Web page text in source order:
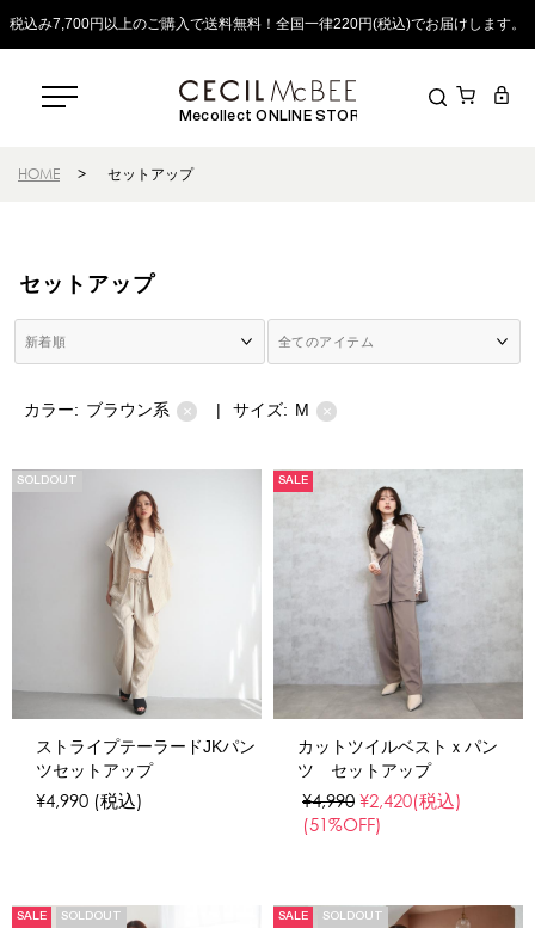
税込み7,700円以上のご購入で送料無料！全国一律220円(税込)でお届けします。
Mecollect ONLINE STORE
HOME > セットアップ
セットアップ
カラー: ブラウン系 × | サイズ: M ×
SOLDOUT
ストライプテーラードJKパン
ツセットアップ
¥4,990 (税込)
SALE
カットツイルベストｘパン
ツ セットアップ
¥4,990 ¥2,420(税込)
(51%OFF)
SALE SOLDOUT SALE SOLDOUT